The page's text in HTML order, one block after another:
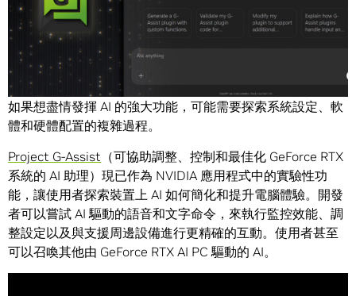
AI 正急遽改變電腦潛力，無論是即時影像生成還是語音控制
的工作流程。隨著 AI 功能的增長，其複雜性也會隨之增加。
如果想盡情發揮 AI 的強大功能，可能需要探索系統設定、軟
體和硬體配置的複雜過程。
Project G-Assist （可協助調整、控制和最佳化 GeForce RTX
系統的 AI 助理）現已作為 NVIDIA 應用程式中的實驗性功
能，讓使用者探索裝置上 AI 如何簡化和提升電腦體驗。開發
者可以嘗試 AI 驅動的語音和文字命令，來執行監控效能、調
整設定以及與支援周邊設備進行更精確的互動。使用者甚至
可以召喚其他由 GeForce RTX AI PC 驅動的 AI。